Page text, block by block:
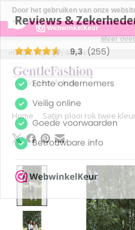
9,3
255
Betaalbare, verantwoorde en style
meisjes | (jonge) dames
Home Satijn plooi rok twee
Product image
Door het gebruiken van onze
cookies om onze website te
Meer